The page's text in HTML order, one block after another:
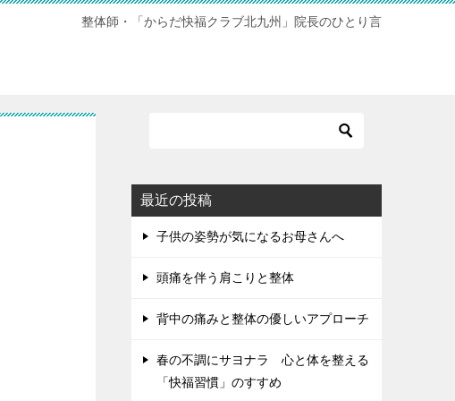
整体師・「からだ快福クラブ北九州」院長のひとり言
最近の投稿
子供の姿勢が気になるお母さんへ
頭痛を伴う肩こりと整体
背中の痛みと整体の優しいアプローチ
春の不調にサヨナラ 心と体を整える
「快福習慣」のすすめ